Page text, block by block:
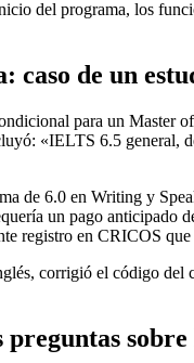
del programa, los
caso de un
para un Master
«IELTS 6.5
de 6.0 en Writing y
un pago anticipado
registro en CRICOS
corrigió el código
preguntas